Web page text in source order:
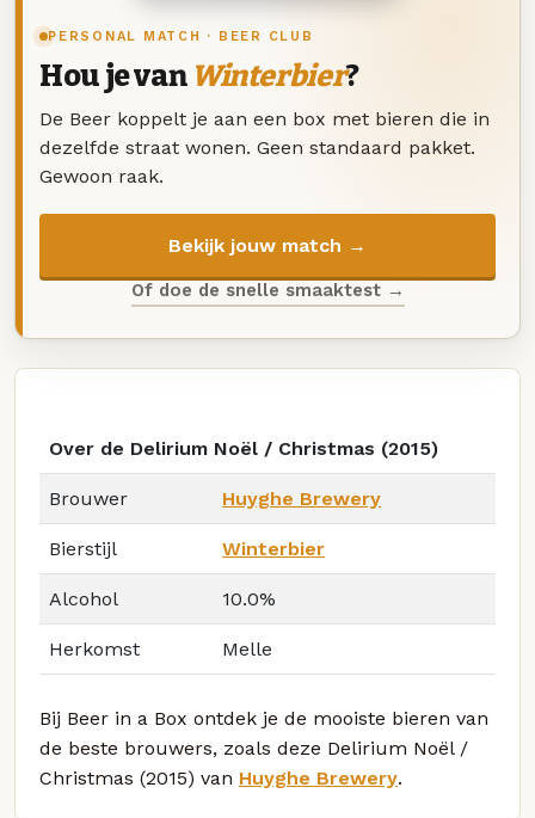
PERSONAL MATCH · BEER CLUB
Hou je van Winterbier?
De Beer koppelt je aan een box met bieren die in
dezelfde straat wonen. Geen standaard pakket.
Gewoon raak.
Bekijk jouw match →
Of doe de snelle smaaktest →
Over de Delirium Noël / Christmas (2015)
Brouwer Huyghe Brewery
Bierstijl Winterbier
Alcohol 10.0%
Herkomst Melle
Bij Beer in a Box ontdek je de mooiste bieren van
de beste brouwers, zoals deze Delirium Noël /
Christmas (2015) van Huyghe Brewery.